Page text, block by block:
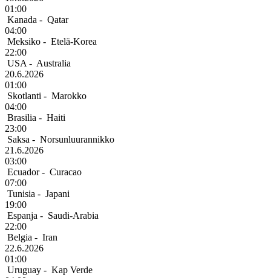
01:00
Kanada - Qatar
04:00
Meksiko - Etelä-Korea
22:00
USA - Australia
20.6.2026
01:00
Skotlanti - Marokko
04:00
Brasilia - Haiti
23:00
Saksa - Norsunluurannikko
21.6.2026
03:00
Ecuador- Curacao
07:00
Tunisia - Japani
19:00
Espanja - Saudi-Arabia
22:00
Belgia - Iran
22.6.2026
01:00
Uruguay - Kap Verde